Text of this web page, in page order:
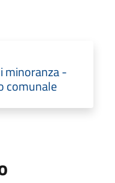
minoranza -
comunale